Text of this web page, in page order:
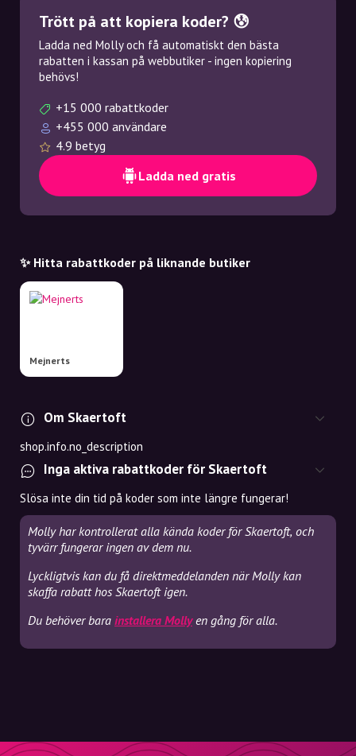
Trött på att kopiera koder? 😰
Ladda ned Molly och få automatiskt den bästa
rabatten i kassan på webbutiker - ingen kopiering
behövs!
+15 000 rabattkoder
+455 000 användare
4.9 betyg
Ladda ned gratis
✨ Hitta rabattkoder på liknande butiker
Mejnerts
Om Skaertoft
shop.info.no_description
Inga aktiva rabattkoder för Skaertoft
Slösa inte din tid på koder som inte längre fungerar!
Molly har kontrollerat alla kända koder för Skaertoft, och
tyvärr fungerar ingen av dem nu.
Lyckligtvis kan du få direktmeddelanden när Molly kan
skaffa rabatt hos Skaertoft igen.
Du behöver bara installera Mollyen gång för alla.